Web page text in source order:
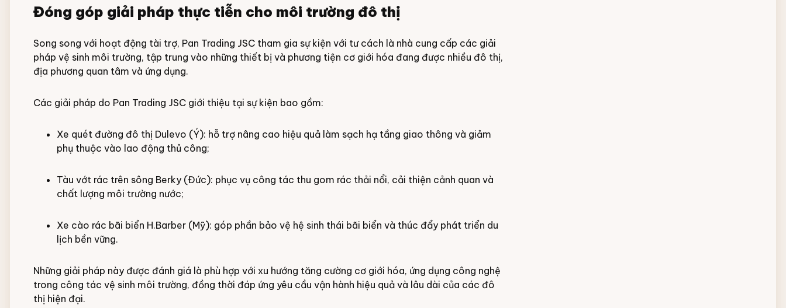
Đóng góp giải pháp thực tiễn cho môi trường đô thị
Song song với hoạt động tài trợ, Pan Trading JSC tham gia sự kiện với tư cách là nhà cung cấp các giải
pháp vệ sinh môi trường, tập trung vào những thiết bị và phương tiện cơ giới hóa đang được nhiều đô thị,
địa phương quan tâm và ứng dụng.
Các giải pháp do Pan Trading JSC giới thiệu tại sự kiện bao gồm:
Xe quét đường đô thị Dulevo (Ý): hỗ trợ nâng cao hiệu quả làm sạch hạ tầng giao thông và giảm
phụ thuộc vào lao động thủ công;
Tàu vớt rác trên sông Berky (Đức): phục vụ công tác thu gom rác thải nổi, cải thiện cảnh quan và
chất lượng môi trường nước;
Xe cào rác bãi biển H.Barber (Mỹ): góp phần bảo vệ hệ sinh thái bãi biển và thúc đẩy phát triển du
lịch bền vững.
Những giải pháp này được đánh giá là phù hợp với xu hướng tăng cường cơ giới hóa, ứng dụng công nghệ
trong công tác vệ sinh môi trường, đồng thời đáp ứng yêu cầu vận hành hiệu quả và lâu dài của các đô
thị hiện đại.